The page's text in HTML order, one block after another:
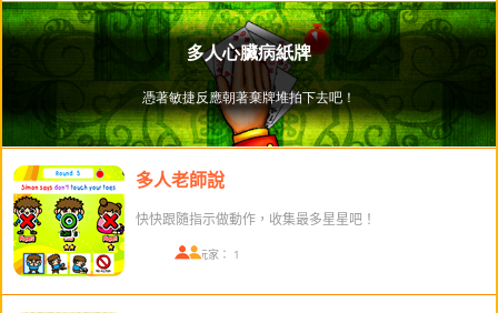
多人老師說
快快跟隨指示做動作，收集最多星星吧！
在線玩家： 1